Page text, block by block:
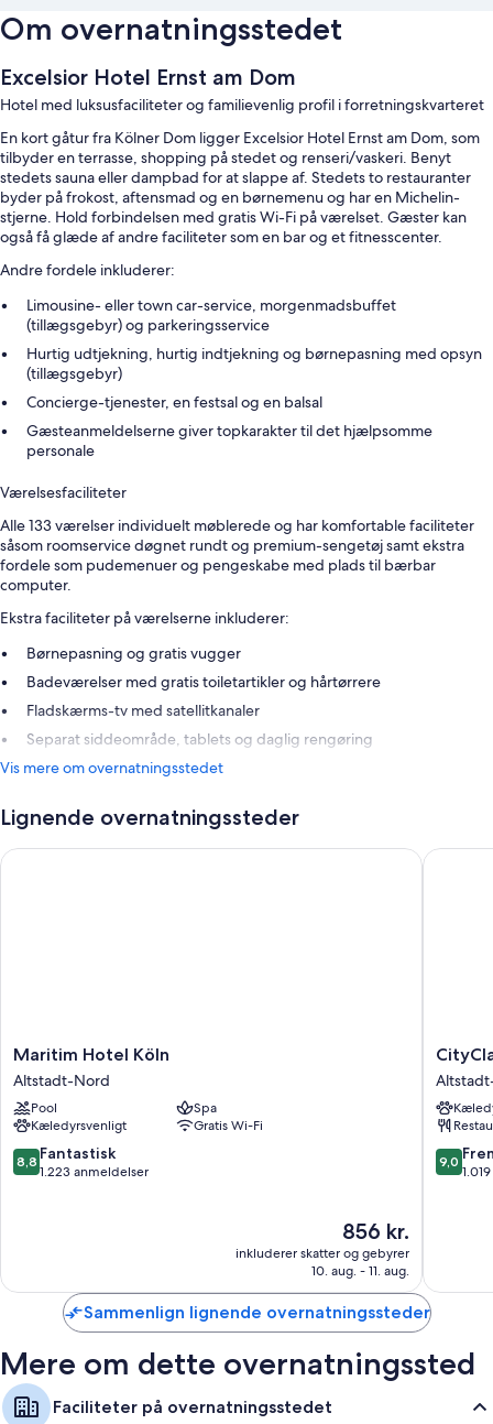
Om overnatningsstedet
Excelsior Hotel Ernst am Dom
Hotel med luksusfaciliteter og familievenlig profil i forretningskvarteret
En kort gåtur fra Kölner Dom ligger Excelsior Hotel Ernst am Dom, som
tilbyder en terrasse, shopping på stedet og renseri/vaskeri. Benyt
stedets sauna eller dampbad for at slappe af. Stedets to restauranter
byder på frokost, aftensmad og en børnemenu og har en Michelin-
stjerne. Hold forbindelsen med gratis Wi-Fi på værelset. Gæster kan
også få glæde af andre faciliteter som en bar og et fitnesscenter.
Andre fordele inkluderer:
Limousine- eller town car-service, morgenmadsbuffet
(tillægsgebyr) og parkeringsservice
Hurtig udtjekning, hurtig indtjekning og børnepasning med opsyn
(tillægsgebyr)
Concierge-tjenester, en festsal og en balsal
Gæsteanmeldelserne giver topkarakter til det hjælpsomme
personale
Værelsesfaciliteter
Alle 133 værelser individuelt møblerede og har komfortable faciliteter
såsom roomservice døgnet rundt og premium-sengetøj samt ekstra
fordele som pudemenuer og pengeskabe med plads til bærbar
computer.
Ekstra faciliteter på værelserne inkluderer:
Børnepasning og gratis vugger
Badeværelser med gratis toiletartikler og hårtørrere
Fladskærms-tv med satellitkanaler
Separat siddeområde, tablets og daglig rengøring
Vis mere om overnatningsstedet
Lignende overnatningssteder
Maritim
Hotel
Köln
Altstadt-
Nord
Maritim Hotel Köln
Altstadt-Nord
Pool
Spa
Kæledyrsvenligt
Gratis Wi-Fi
8.8
ud
8,8 Fantastisk
1.223 anmeldelser
Prisen
er
856 kr.
856 kr.
inkluderer skatter og gebyrer
10. aug. - 11. aug.
Maritim Hotel Köln
Hotel
am
Dom
Nord
9.0
ud
9,0
Sammenlign lignende overnatningssteder
Mere om dette overnatningssted
Faciliteter på overnatningsstedet